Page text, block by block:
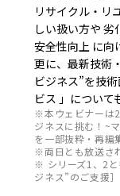
リサイクル・リ
しい扱い方や
安全性向上 に向
更に、最新技術
ビジネス”を技
ビス 」について
※本ウェビナーは
ジネスに挑む！~
を一部抜粋・再編
※両日とも放送さ
※ シリーズ1、2と
ジネス”のご支援］